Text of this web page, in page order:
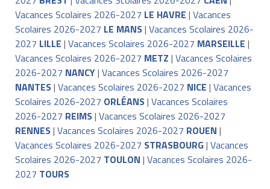
Vacances Scolaires 2026-2027 LE HAVRE | Vacances
Scolaires 2026-2027 LE MANS| Vacances Scolaires 2026-
2027 LILLE | Vacances Scolaires 2026-2027 MARSEILLE |
Vacances Scolaires 2026-2027 METZ | Vacances Scolaires
2026-2027 NANCY| Vacances Scolaires 2026-2027
NANTES| Vacances Scolaires 2026-2027 NICE | Vacances
Scolaires 2026-2027 ORLÉANS| Vacances Scolaires
2026-2027 REIMS| Vacances Scolaires 2026-2027
RENNES| Vacances Scolaires 2026-2027 ROUEN |
Vacances Scolaires 2026-2027 STRASBOURG| Vacances
Scolaires 2026-2027 TOULON | Vacances Scolaires 2026-
2027 TOURS